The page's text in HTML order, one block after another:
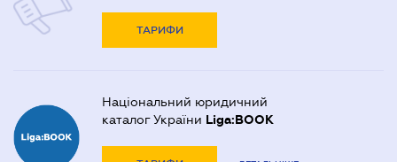
ТАРИФИ
Національний юридичний
каталог України Liga:BOOK